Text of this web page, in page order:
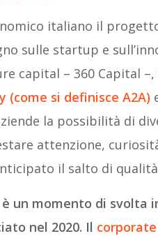
italiano il
sulle startup e
capital – 360 Capital
(come si definisce A2A)
la possibilità di
attenzione,
il salto di
un momento di svolta
nel 2020. Il